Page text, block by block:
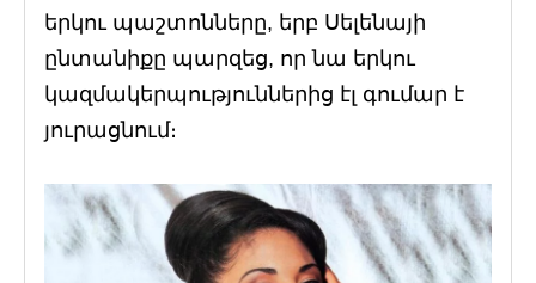
երկու պաշտոնները, երբ Սելենայի
ընտանիքը պարզեց, որ նա երկու
կազմակերպություններից էլ գումար է
յուրացնում։